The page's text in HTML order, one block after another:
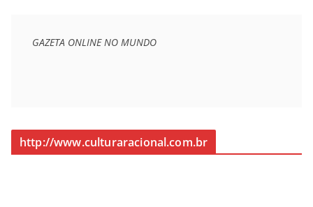
GAZETA ONLINE NO MUNDO
http://www.culturaracional.com.br